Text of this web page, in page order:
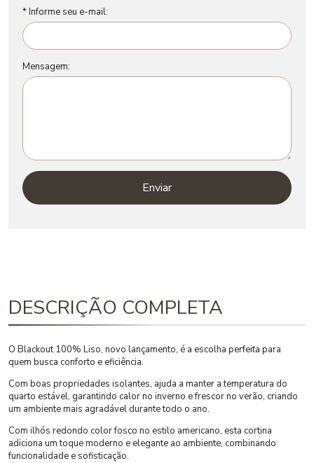
* Informe seu e-mail:
Mensagem:
Enviar
DESCRIÇÃO COMPLETA
O Blackout 100% Liso, novo lançamento, é a escolha perfeita para
quem busca conforto e eficiência.
Com boas propriedades isolantes, ajuda a manter a temperatura do
quarto estável, garantindo calor no inverno e frescor no verão, criando
um ambiente mais agradável durante todo o ano.
Com ilhós redondo color fosco no estilo americano, esta cortina
adiciona um toque moderno e elegante ao ambiente, combinando
funcionalidade e sofisticação.